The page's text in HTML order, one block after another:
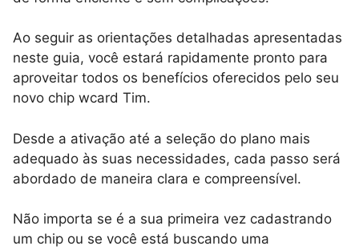
Ao seguir as orientações detalhadas apresentadas
neste guia, você estará rapidamente pronto para
aproveitar todos os benefícios oferecidos pelo seu
novo chip wcard Tim.
Desde a ativação até a seleção do plano mais
adequado às suas necessidades, cada passo será
abordado de maneira clara e compreensível.
Não importa se é a sua primeira vez cadastrando
um chip ou se você está buscando uma